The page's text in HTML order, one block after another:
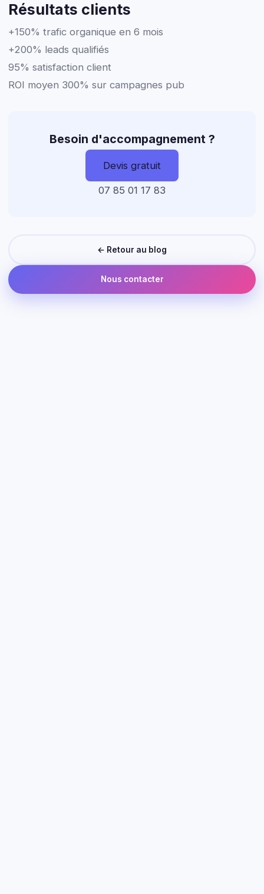
Résultats clients
+150% trafic organique en 6 mois
+200% leads qualifiés
95% satisfaction client
ROI moyen 300% sur campagnes pub
Besoin d'accompagnement ?
Devis gratuit
07 85 01 17 83
← Retour au blog
Nous contacter